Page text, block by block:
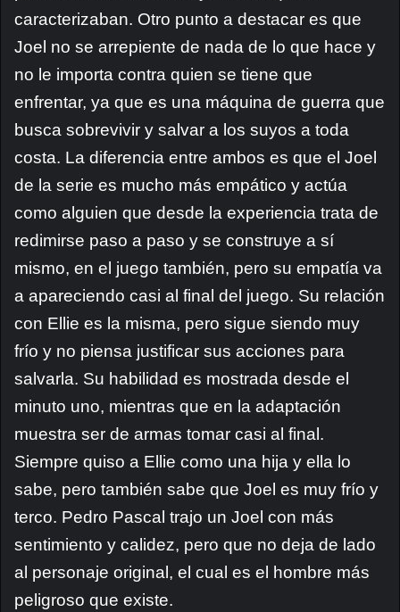
caracterizaban. Otro punto a destacar es que
Joel no se arrepiente de nada de lo que hace y
no le importa contra quien se tiene que
enfrentar, ya que es una máquina de guerra que
busca sobrevivir y salvar a los suyos a toda
costa. La diferencia entre ambos es que el Joel
de la serie es mucho más empático y actúa
como alguien que desde la experiencia trata de
redimirse paso a paso y se construye a sí
mismo, en el juego también, pero su empatía va
a apareciendo casi al final del juego. Su relación
con Ellie es la misma, pero sigue siendo muy
frío y no piensa justificar sus acciones para
salvarla. Su habilidad es mostrada desde el
minuto uno, mientras que en la adaptación
muestra ser de armas tomar casi al final.
Siempre quiso a Ellie como una hija y ella lo
sabe, pero también sabe que Joel es muy frío y
terco. Pedro Pascal trajo un Joel con más
sentimiento y calidez, pero que no deja de lado
al personaje original, el cual es el hombre más
peligroso que existe.